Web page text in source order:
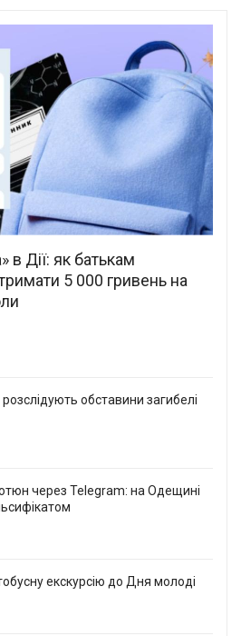
в Дії: як батькам
5 000 гривень на
обставини загибелі
через Telegram: на Одещині
екскурсію до Дня молоді